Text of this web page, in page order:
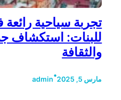
تجربة سياحية
للبنات: استكشاف
والثقافة
مارس 5, 2025 •
admin